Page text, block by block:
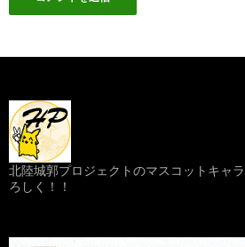
北陸城郭プロジェクトのマスコットキャ
ろしく！！